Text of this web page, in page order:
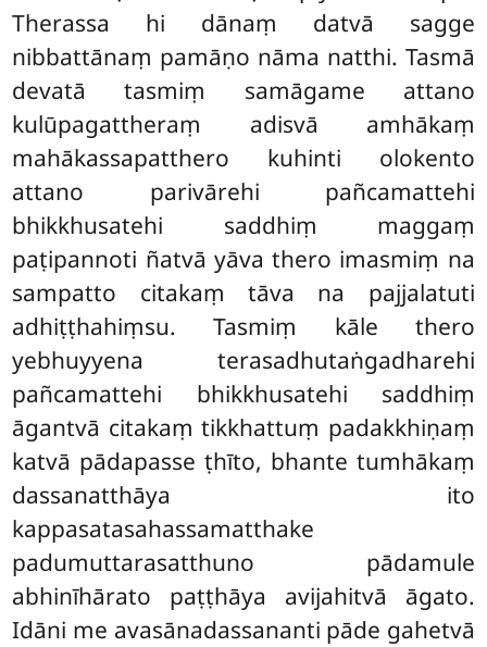
Therassa hi dānaṃ datvā sagge
nibbattānaṃ pamāṇo nāma natthi. Tasmā
devatā tasmiṃ samāgame attano
kulūpagattheraṃ adisvā amhākaṃ
mahākassapatthero kuhinti olokento
attano parivārehi pañcamattehi
bhikkhusatehi saddhiṃ maggaṃ
paṭipannoti ñatvā yāva thero imasmiṃ na
sampatto citakaṃ tāva na pajjalatuti
adhiṭṭhahiṃsu. Tasmiṃ kāle thero
yebhuyyena terasadhutaṅgadharehi
pañcamattehi bhikkhusatehi saddhiṃ
āgantvā citakaṃ tikkhattuṃ padakkhiṇaṃ
katvā pādapasse ṭhīto, bhante tumhākaṃ
dassanatthāya ito
kappasatasahassamatthake
padumuttarasatthuno pādamule
abhinīhārato paṭṭhāya avijahitvā āgato.
Idāni me avasānadassananti pāde gahetvā